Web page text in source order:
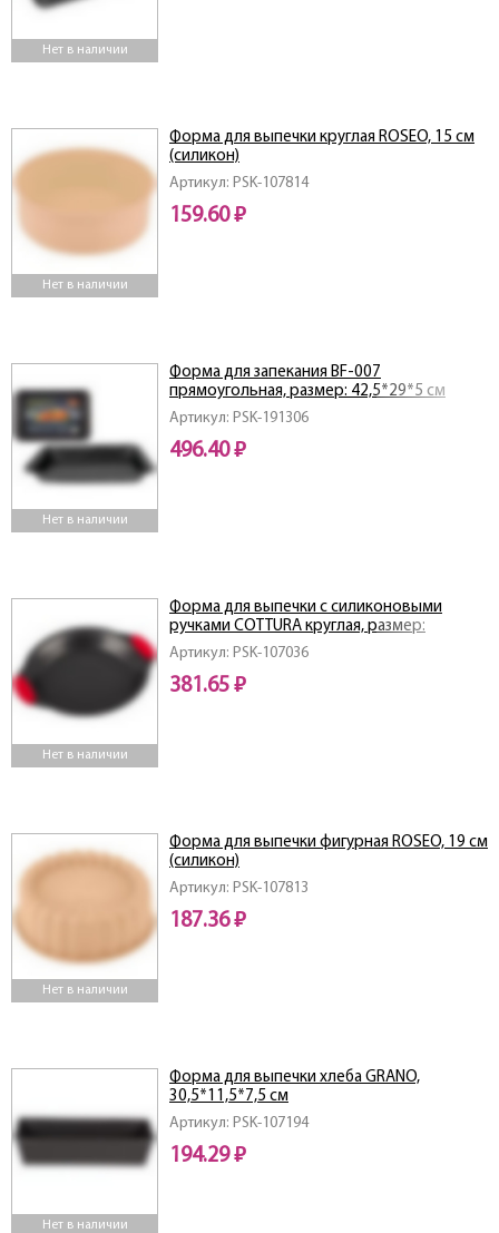
Нет в наличии
Нет в наличии
Артикул: PSK-107814
Форма для выпечки круглая ROSEO, 15 см
(силикон)
159.60 ₽
Нет в наличии
Артикул: PSK-191306
Форма для запекания BF-007
прямоугольная, размер: 42,5*29*5 см
496.40 ₽
Нет в наличии
Артикул: PSK-107036
Форма для выпечки с силиконовыми
ручками COTTURA круглая, размер:
29*24,5*3 см
381.65 ₽
Нет в наличии
Артикул: PSK-107813
Форма для выпечки фигурная ROSEO, 19 см
(силикон)
187.36 ₽
Нет в наличии
Артикул: PSK-107194
Форма для выпечки хлеба GRANO,
30,5*11,5*7,5 см
194.29 ₽